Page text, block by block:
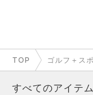
TOP ゴルフ＋ス
すべてのアイテム